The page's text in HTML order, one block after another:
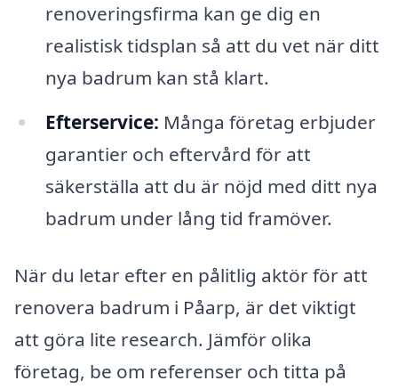
renoveringsfirma kan ge dig en
realistisk tidsplan så att du vet när ditt
nya badrum kan stå klart.
Efterservice: Många företag erbjuder
garantier och eftervård för att
säkerställa att du är nöjd med ditt nya
badrum under lång tid framöver.
När du letar efter en pålitlig aktör för att
renovera badrum i Påarp, är det viktigt
att göra lite research. Jämför olika
företag, be om referenser och titta på